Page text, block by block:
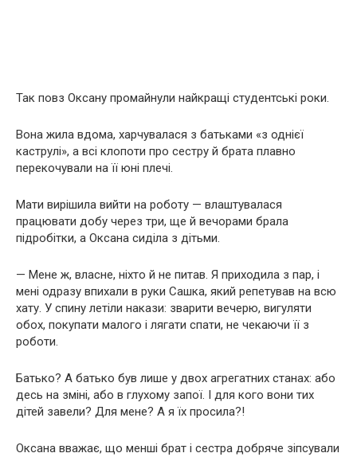
Так повз Оксану промайнули найкращі студентські роки.
Вона жила вдома, харчувалася з батьками «з однієї
каструлі», а всі клопоти про сестру й брата плавно
перекочували на її юні плечі.
Мати вирішила вийти на роботу — влаштувалася
працювати добу через три, ще й вечорами брала
підробітки, а Оксана сиділа з дітьми.
— Мене ж, власне, ніхто й не питав. Я приходила з пар, і
мені одразу впихали в руки Сашка, який репетував на всю
хату. У спину летіли накази: зварити вечерю, вигуляти
обох, покупати малого і лягати спати, не чекаючи її з
роботи.
Батько? А батько був лише у двох агрегатних станах: або
десь на зміні, або в глухому запої. І для кого вони тих
дітей завели? Для мене? А я їх просила?!
Оксана вважає, що менші брат і сестра добряче зіпсували